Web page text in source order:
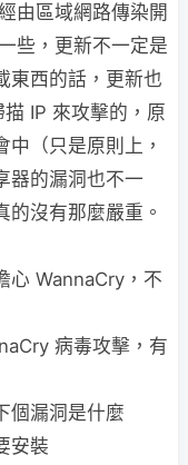
由區域網路傳染開
些，更新不一定是
東西的話，更新也
IP 來攻擊的，原
（只是原則上，
器的漏洞也不一
沒有那麼嚴重。
心 WannaCry，不
病毒攻擊，有
個漏洞是什麼
安裝